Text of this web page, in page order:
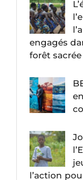
engagés
forêt
l’action